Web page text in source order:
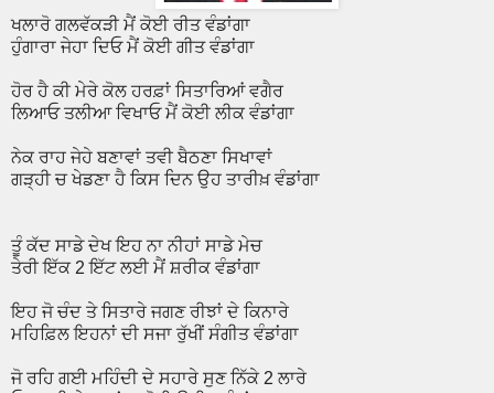
ਖਲਾਰੋ ਗਲਵੱਕੜੀ ਮੈਂ ਕੋਈ ਰੀਤ ਵੰਡਾਂਗਾ
ਹੁੰਗਾਰਾ ਜੇਹਾ ਦਿਓ ਮੈਂ ਕੋਈ ਗੀਤ ਵੰਡਾਂਗਾ
ਹੋਰ ਹੈ ਕੀ ਮੇਰੇ ਕੋਲ ਹਰਫ਼ਾਂ ਸਿਤਾਰਿਆਂ ਵਗੈਰ
ਲਿਆਓ ਤਲੀਆ ਵਿਖਾਓ ਮੈਂ ਕੋਈ ਲੀਕ ਵੰਡਾਂਗਾ
ਨੇਕ ਰਾਹ ਜੇਹੇ ਬਣਾਵਾਂ ਤਵੀ ਬੈਠਣਾ ਸਿਖਾਵਾਂ
ਗੜ੍ਹੀ ਚ ਖੇਡਣਾ ਹੈ ਕਿਸ ਦਿਨ ਉਹ ਤਾਰੀਖ਼ ਵੰਡਾਂਗਾ
ਤੂੰ ਕੱਦ ਸਾਡੇ ਦੇਖ ਇਹ ਨਾ ਨੀਹਾਂ ਸਾਡੇ ਮੇਚ
ਤੇਰੀ ਇੱਕ 2 ਇੱਟ ਲਈ ਮੈਂ ਸ਼ਰੀਕ ਵੰਡਾਂਗਾ
ਇਹ ਜੋ ਚੰਦ ਤੇ ਸਿਤਾਰੇ ਜਗਣ ਰੀਝਾਂ ਦੇ ਕਿਨਾਰੇ
ਮਹਿਫ਼ਿਲ ਇਹਨਾਂ ਦੀ ਸਜਾ ਰੁੱਖੀਂ ਸੰਗੀਤ ਵੰਡਾਂਗਾ
ਜੋ ਰਹਿ ਗਈ ਮਹਿੰਦੀ ਦੇ ਸਹਾਰੇ ਸੁਣ ਨਿੱਕੇ 2 ਲਾਰੇ